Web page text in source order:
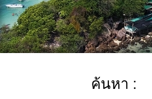
ค้นหา :